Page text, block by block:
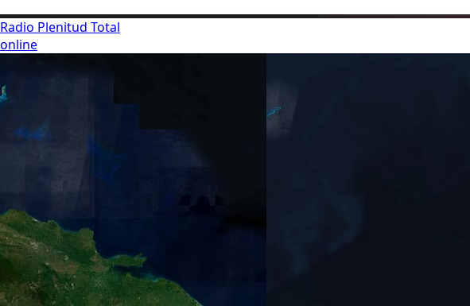
Radio Plenitud Total
online